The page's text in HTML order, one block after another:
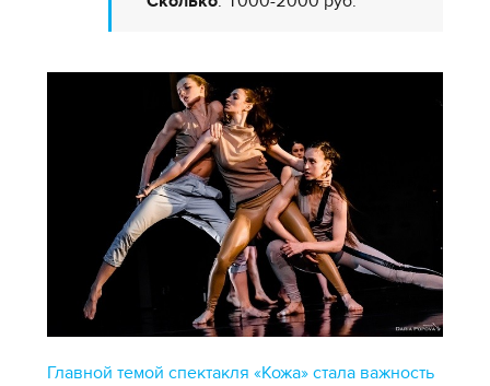
Главной темой спектакля «Кожа» стала важность